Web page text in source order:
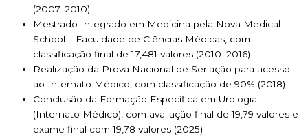
(2007–2010)
Mestrado Integrado em Medicina pela Nova Medical
School – Faculdade de Ciências Médicas, com
classificação final de 17,481 valores (2010–2016)
Realização da Prova Nacional de Seriação para acesso
ao Internato Médico, com classificação de 90% (2018)
Conclusão da Formação Específica em Urologia
(Internato Médico), com avaliação final de 19,79 valores e
exame final com 19,78 valores (2025)